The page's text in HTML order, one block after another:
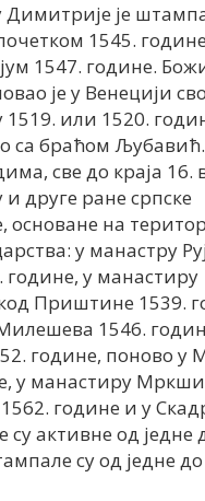
Димитрије је
1545.
1547. године.
је у Венецији
или 1520.
са браћом
све до краја 16.
и друге ране српске
основане на
у манастру
у манастиру
Приштине 1539.
1546.
године, поново у
у манастиру
године и у
су активне од једне
су од једне